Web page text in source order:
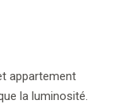
appartement
la luminosité.